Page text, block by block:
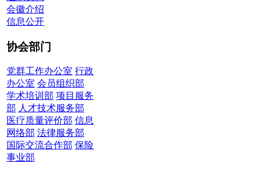
会徽介绍
信息公开
协会部门
党群工作办公室 行政
办公室 会员组织部
学术培训部 项目服务
部 人才技术服务部
医疗质量评价部 信息
网络部 法律服务部
国际交流合作部 保险
事业部